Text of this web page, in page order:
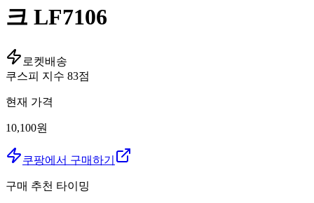
크 LF7106
로켓배송
쿠스피 지수 83점
현재 가격
10,100원
쿠팡에서 구매하기
구매 추천 타이밍